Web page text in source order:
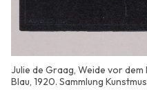
Julie de Graag, Weide vor
Blau, 1920. Sammlung